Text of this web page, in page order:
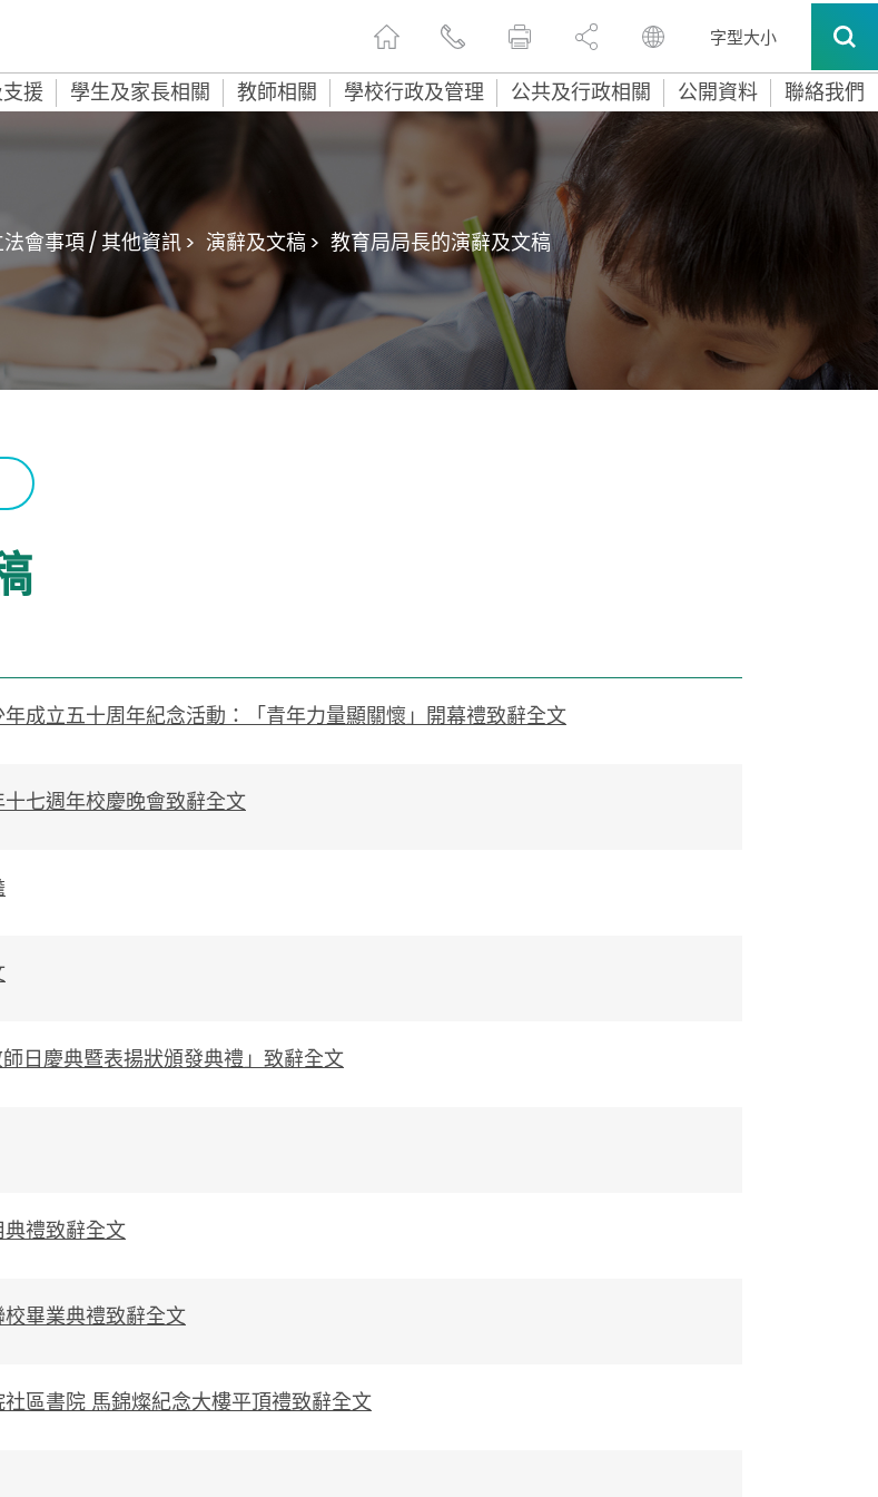
字型大小
援 學生及家長相關 教師相關 學校行政及管理 公共及行政相關 公開資料 聯絡我們
會事項 / 其他資訊 > 演辭及文稿 > 教育局局長的演辭及文稿
成立五十周年紀念活動：「青年力量顯關懷」開幕禮致辭全文
七週年校慶晚會致辭全文
日慶典暨表揚狀頒發典禮」致辭全文
禮致辭全文
畢業典禮致辭全文
區書院 馬錦燦紀念大樓平頂禮致辭全文